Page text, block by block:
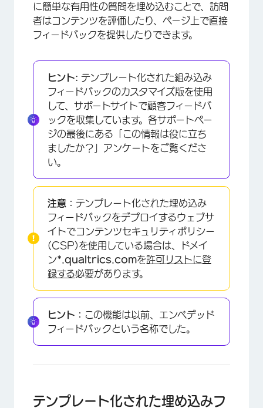
に簡単な有用性の質問を埋め込むことで、訪問
者はコンテンツを評価したり、ページ上で直接
フィードバックを提供したりできます。
ヒント: テンプレート化された組み込み
フィードバックのカスタマイズ版を使用
して、サポートサイトで顧客フィードバ
ックを収集しています。各サポートペー
ジの最後にある「この情報は役に立ち
ましたか？」アンケートをご覧くださ
い。
注意： テンプレート化された埋め込み
フィードバックをデプロイするウェブサ
イトでコンテンツセキュリティポリシー
(CSP)を使用している場合は、ドメイ
ン*.qualtrics.comを許可リストに登
録する必要があります。
ヒント： この機能は以前、エンベデッド
フィードバックという名称でした。
テンプレート化された埋め込みフ